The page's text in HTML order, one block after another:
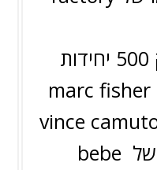
vince
bebe